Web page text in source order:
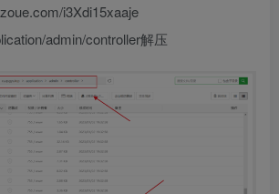
i3Xdi15xaaje
admin/controller解压